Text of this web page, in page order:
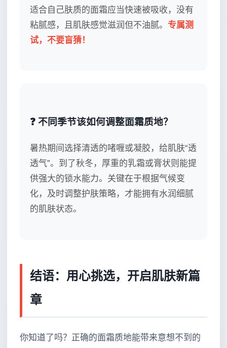
适合自己肤质的面霜应当快速被吸收，没有
粘腻感，且肌肤感觉滋润但不油腻。 专属测
试，不要盲猜！
❓ 不同季节该如何调整面霜质地？
暑热期间选择清透的啫喱或凝胶，给肌肤“透
透气”。到了秋冬，厚重的乳霜或膏状则能提
供强大的锁水能力。关键在于根据气候变
化，及时调整护肤策略，才能拥有水润细腻
的肌肤状态。
结语：用心挑选，开启肌肤新篇
章
你知道了吗？正确的面霜质地能带来意想不到的